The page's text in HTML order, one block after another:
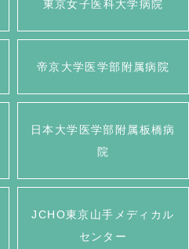
東京女子医科大学病院
帝京大学医学部附属病院
日本大学医学部附属板橋病
院
JCHO東京山手メディカル
センター